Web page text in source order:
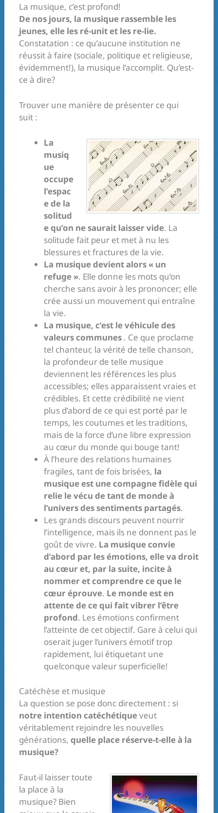
La musique, c’est profond!
De nos jours, la musique rassemble les
jeunes, elle les ré-unit et les re-lie.
Constatation : ce qu’aucune institution ne
réussit à faire (sociale, politique et religieuse,
évidemment!), la musique l’accomplit. Qu’est-
ce à dire?
Trouver une manière de présenter ce qui
suit :
La
musiq
ue
occupe
l’espac
e de la
solitud
e qu’on ne saurait laisser vide. La
solitude fait peur et met à nu les
blessures et fractures de la vie.
La musique devient alors « un
refuge ». Elle donne les mots qu’on
cherche sans avoir à les prononcer; elle
crée aussi un mouvement qui entraîne
la vie.
La musique, c’est le véhicule des
valeurs communes . Ce que proclame
tel chanteur, la vérité de telle chanson,
la profondeur de telle musique
deviennent les références les plus
accessibles; elles apparaissent vraies et
crédibles. Et cette crédibilité ne vient
plus d’abord de ce qui est porté par le
temps, les coutumes et les traditions,
mais de la force d’une libre expression
au cœur du monde qui bouge tant!
À l’heure des relations humaines
fragiles, tant de fois brisées, la
musique est une compagne fidèle qui
relie le vécu de tant de monde à
l’univers des sentiments partagés.
Les grands discours peuvent nourrir
l’intelligence, mais ils ne donnent pas le
goût de vivre. La musique convie
d’abord par les émotions, elle va droit
au cœur et, par la suite, incite à
nommer et comprendre ce que le
cœur éprouve. Le monde est en
attente de ce qui fait vibrer l’être
profond. Les émotions confirment
l’atteinte de cet objectif. Gare à celui qui
oserait juger l’univers émotif trop
rapidement, lui étiquetant une
quelconque valeur superficielle!
Catéchèse et musique
La question se pose donc directement : si
notre intention catéchétiqueveut
véritablement rejoindre les nouvelles
générations,quelle place réserve-t-elle à la
musique?
Faut-il laisser toute
la place à la
musique? Bien